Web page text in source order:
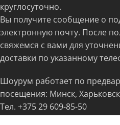
круглосуточно.
Вы получите сообщение о
электронную почту. После
свяжемся с вами для
доставки по указанному
Шоурум работает по
посещения: Минск,
Тел. +375 29 609-85-50
freedomshop.by@yandex.ru